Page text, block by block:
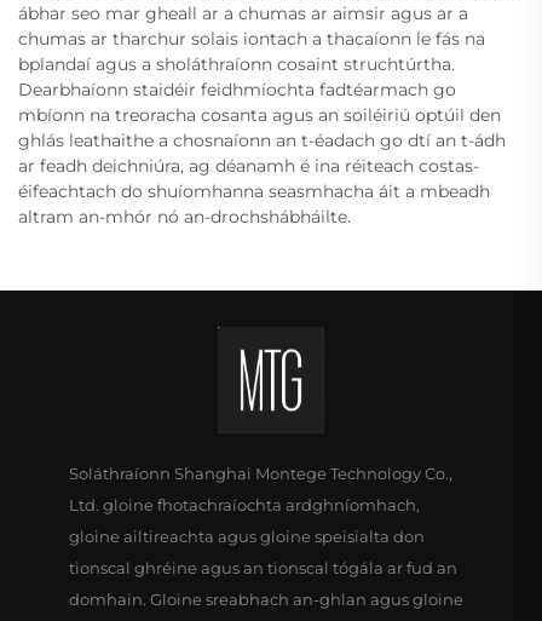
ábhar seo mar gheall ar a chumas ar aimsir agus ar a
chumas ar tharchur solais iontach a thacaíonn le fás na
bplandaí agus a sholáthraíonn cosaint struchtúrtha.
Dearbhaíonn staidéir feidhmíochta fadtéarmach go
mbíonn na treoracha cosanta agus an soiléiriú optúil den
ghlás leathaithe a chosnaíonn an t-éadach go dtí an t-ádh
ar feadh deichniúra, ag déanamh é ina réiteach costas-
éifeachtach do shuíomhanna seasmhacha áit a mbeadh
altram an-mhór nó an-drochshábháilte.
Soláthraíonn Shanghai Montege Technology Co.,
Ltd. gloine fhotachraíochta ardghníomhach,
gloine ailtireachta agus gloine speisialta don
tionscal ghréine agus an tionscal tógála ar fud an
domhain. Gloine sreabhach an-ghlan agus gloine